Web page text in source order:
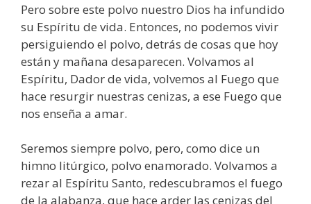
Pero sobre este polvo nuestro Dios ha infundido
su Espíritu de vida. Entonces, no podemos vivir
persiguiendo el polvo, detrás de cosas que hoy
están y mañana desaparecen. Volvamos al
Espíritu, Dador de vida, volvemos al Fuego que
hace resurgir nuestras cenizas, a ese Fuego que
nos enseña a amar.
Seremos siempre polvo, pero, como dice un
himno litúrgico, polvo enamorado. Volvamos a
rezar al Espíritu Santo, redescubramos el fuego
de la alabanza, que hace arder las cenizas del